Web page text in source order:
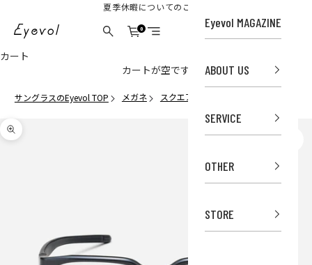
夏季休暇についてのご案内
Eyevol Online Store検索 カート
0
メニュー
Eyevol MAGAZINE
ABOUT US
SERVICE
OTHER
STORE
カート
カートが空です
サングラスのEyevol TOP メガネ スクエア
ズームイン